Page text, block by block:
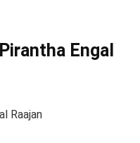
Engal
Raajan